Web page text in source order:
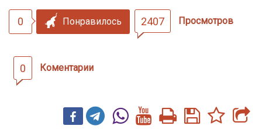
0 Понравилось 2407 Просмотров
0 Коментарии